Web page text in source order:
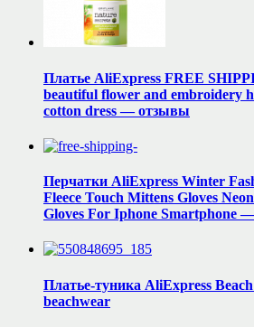
Платье AliExpress FREE
beautiful flower and embroidery
cotton dress — отзывы
Перчатки AliExpress Winter
Fleece Touch Mittens Gloves
Gloves For Iphone Smartphone
Платье-туника AliExpress
beachwear